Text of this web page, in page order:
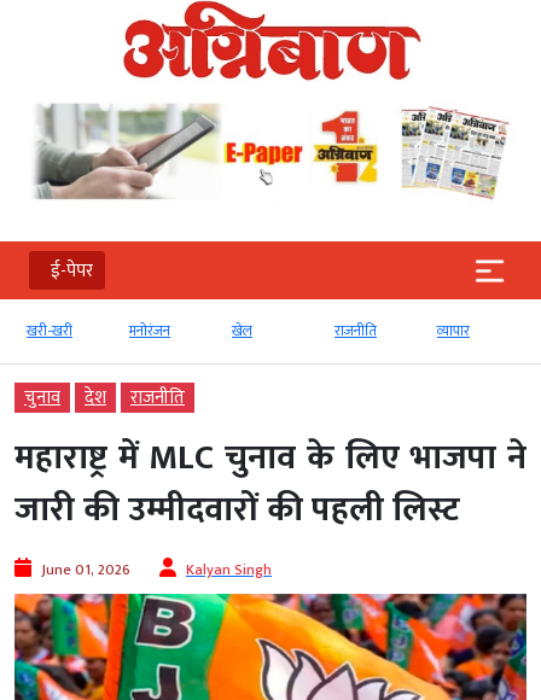
ई-पेपर
खरी-खरी मनोरंजन खेल राजनीति व्‍यापार
चुनाव देश राजनीति
महाराष्ट्र में MLC चुनाव के लिए भाजपा ने
जारी की उम्मीदवारों की पहली लिस्ट
June 01, 2026 Kalyan Singh